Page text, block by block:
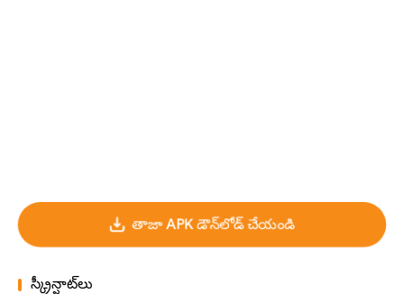
తాజా APK డౌన్‌లోడ్ చేయండి
స్క్రీన్షాట్‌లు